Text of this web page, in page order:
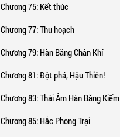
Chương 75: Kết thúc
Chương 77: Thu hoạch
Chương 79: Hàn Băng Chân Khí
Chương 81: Đột phá, Hậu Thiên!
Chương 83: Thái Âm Hàn Băng Kiếm
Chương 85: Hắc Phong Trại